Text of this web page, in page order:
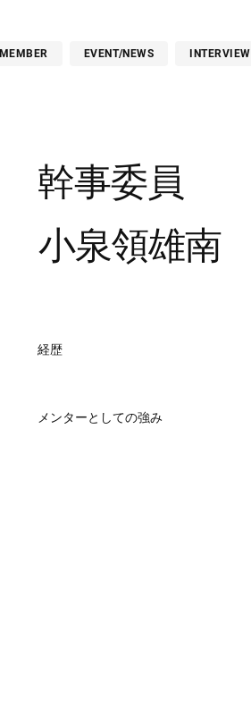
MEMBER EVENT/NEWS INTERVIEW
幹事委員
小泉領雄南
経歴
メンターとしての強み